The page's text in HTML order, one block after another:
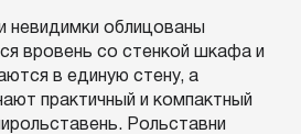
невидимки облицованы
вровень со стенкой шкафа и
в единую стену, а
практичный и компактный
Рольставни